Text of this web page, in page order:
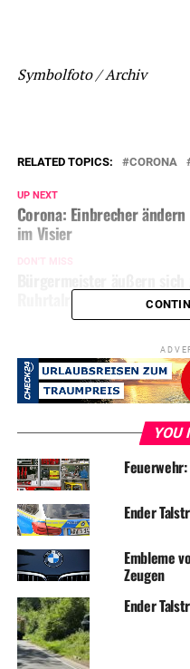
Symbolfoto / Archiv
RELATED TOPICS: CORONA
UP NEXT
Corona: Einbrecher
im Visier
DON'T MISS
Ruhrtalradweges
YOU
Ender
Embleme
Zeugen
Ender